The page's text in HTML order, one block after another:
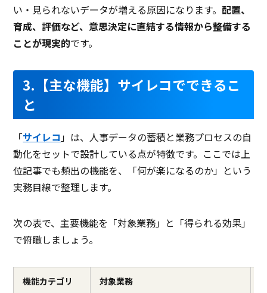
い・見られないデータが増える原因になります。配置、
育成、評価など、意思決定に直結する情報から整備する
ことが現実的です。
3.【主な機能】サイレコでできるこ
と
「サイレコ 」は、人事データの蓄積と業務プロセスの自
動化をセットで設計している点が特徴です。ここでは上
位記事でも頻出の機能を、「何が楽になるのか」という
実務目線で整理します。
次の表で、主要機能を「対象業務」と「得られる効果」
で俯瞰しましょう。
機能カテゴリ 対象業務